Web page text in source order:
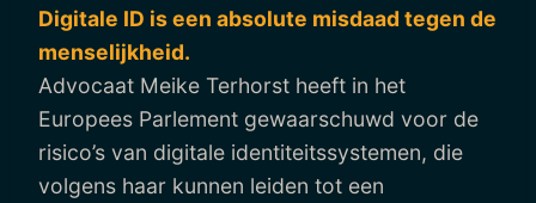
Digitale ID is een absolute misdaad tegen de
menselijkheid.
Advocaat Meike Terhorst heeft in het
Europees Parlement gewaarschuwd voor de
risico’s van digitale identiteitssystemen, die
volgens haar kunnen leiden tot een